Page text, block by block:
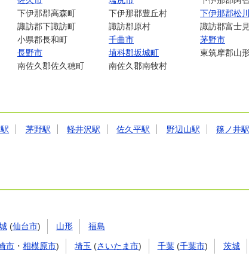
下伊那郡高森町 下伊那郡豊丘村
下伊那郡松
諏訪郡下諏訪町 諏訪郡原村
諏訪郡富士
小県郡長和町 千曲市
茅野市
長野市 埴科郡坂城町
東筑摩郡山
南佐久郡佐久穂町 南佐久郡南牧村
茅野駅 軽井沢駅 佐久平駅 野辺山駅
篠ノ井駅
(仙台市) 山形 福島
市 ・相模原市) 埼玉 (さいたま市) 千葉(千葉市) 茨城